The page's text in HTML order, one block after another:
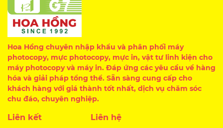
Hoa Hồng chuyên nhập khẩu và phân phối máy
photocopy, mực photocopy, mực in, vật tư linh kiện cho
máy photocopy và máy in. Đáp ứng các yêu cầu về hàng
hóa và giải pháp tổng thể. Sẵn sàng cung cấp cho
khách hàng với giá thành tốt nhất, dịch vụ chăm sóc
chu đáo, chuyên nghiệp.
Liên kết
Liên hệ